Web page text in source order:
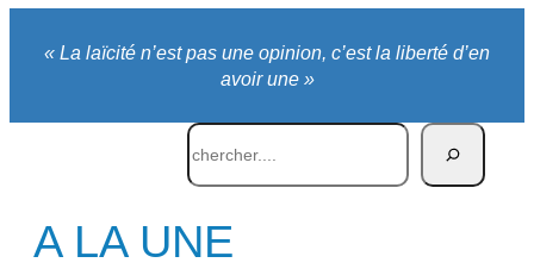
« La laïcité n’est pas une opinion, c’est la liberté d’en
avoir une »
Rechercher
A LA UNE